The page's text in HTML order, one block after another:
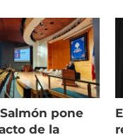
pone
de la